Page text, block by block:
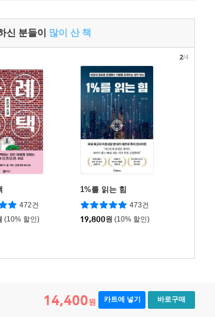
신 분들이 많이 산 책
472건
(10% 할인)
1%를 읽는 힘
473건
19,800원 (10% 할인)
2/4
14,400원 카트에 넣기 바로구매